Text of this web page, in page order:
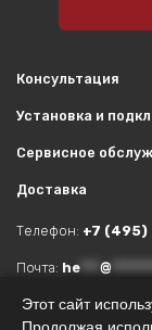
Консультация
Установка и
Сервисное
Доставка
Телефон: +7
Почта: he *** @
Адрес:Москва, ул.
Этот сайт